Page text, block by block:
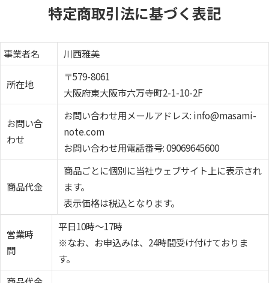
特定商取引法に基づく表記
事業者名 川西雅美
所在地
〒579-8061
大阪府東大阪市六万寺町2-1-10-2F
お問い合
わせ
お問い合わせ用メールアドレス: info@masami-
note.com
お問い合わせ用電話番号: 09069645600
商品代金
商品ごとに個別に当社ウェブサイト上に表示され
ます。
表示価格は税込となります。
営業時
間
平日10時～17時
※なお、お申込みは、24時間受け付けておりま
す。